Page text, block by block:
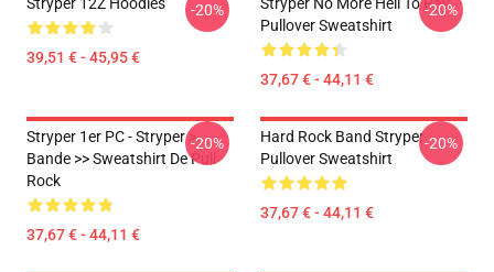
39,51 € - 45,95 €
-20%
Pullover Sweatshirt
37,67 € - 44,11 €
-20%
Stryper 1er PC - Stryper >
Bande >> Sweatshirt De Pull
Rock
37,67 € - 44,11 €
-20%
Hard Rock Band Stryper
Pullover Sweatshirt
37,67 € - 44,11 €
-20%